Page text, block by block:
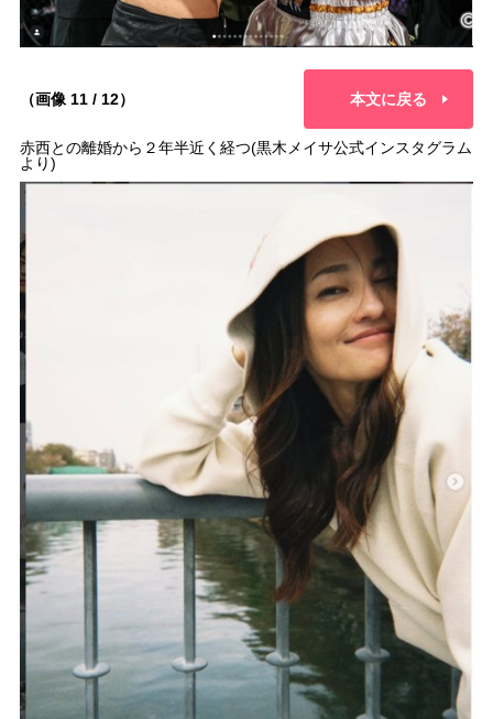
（画像 11 / 12） 本文に戻る
赤西との離婚から２年半近く経つ(黒木メイサ公式インスタグラム
より)